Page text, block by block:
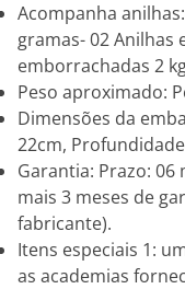
Acompanha
gramas- 02 Anilhas
emborrachadas 2
Peso aproximado:
Dimensões da
22cm,
Garantia: Prazo: 06
mais 3 meses de
fabricante).
Itens especiais 1:
as academias